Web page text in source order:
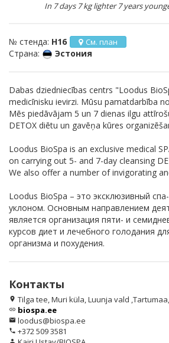
In 7 days 7 kg lighter 7 years
№ стенда: H16 См. план
Страна: Эстония
Dabas dziedniecības centrs "Loodus
medicīnisku ievirzi. Mūsu pamatdarbība
Mēs piedāvājam 5 un 7 dienas ilgu
DETOX diētu un gavēņa kūres
Loodus BioSpa is an exclusive medical
on carrying out 5- and 7-day cleansing
We also offer a number of invigorating
Loodus BioSpa – это эксклюзивный
уклоном. Основным направлением
является организация пяти- и
курсов диет и лечебного голодания
организма и похудения.
Контакты
location_on Tilga tee, Muri küla, Luunja vald
link biospa.ee
email loodus@biospa.ee
phone +372 509 3581
person